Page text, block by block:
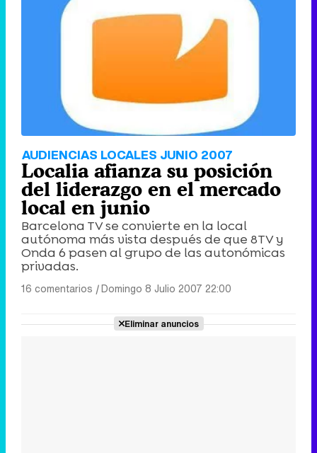
AUDIENCIAS LOCALES JUNIO 2007
Localia afianza su posición
del liderazgo en el mercado
local en junio
Barcelona TV se convierte en la local
autónoma más vista después de que 8TV y
Onda 6 pasen al grupo de las autonómicas
privadas.
16 comentarios |Domingo 8 Julio 2007 22:00
Eliminar anuncios